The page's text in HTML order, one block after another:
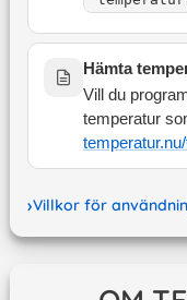
Hämta
Vill du
temperatur
Villkor för